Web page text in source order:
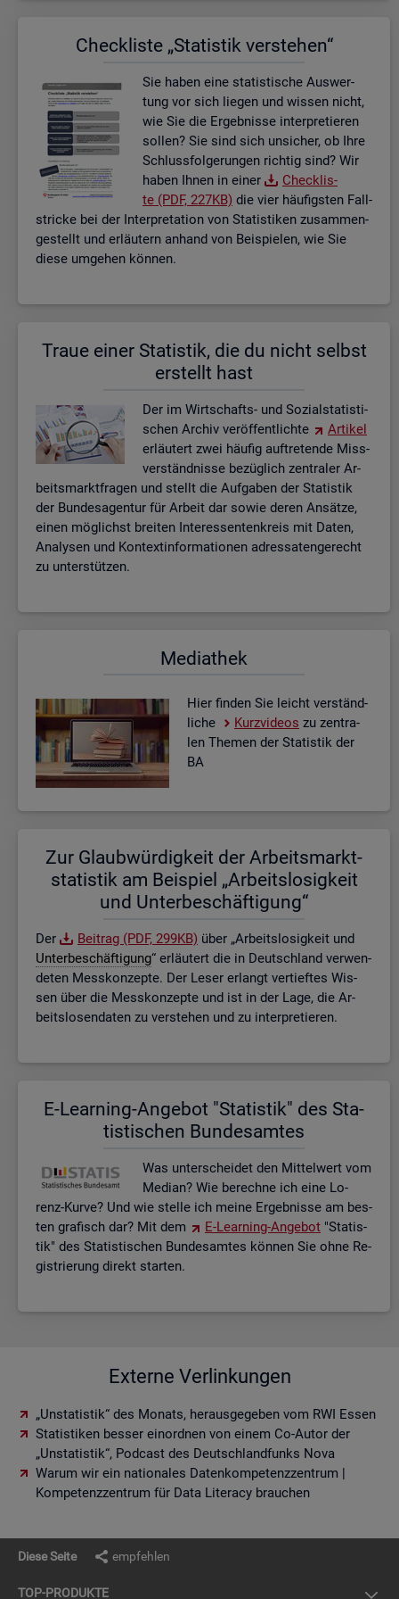
Check­lis­te „Sta­tis­tik ver­ste­hen“
Sie haben eine sta­tis­ti­sche Aus­wer­
tung vor sich lie­gen und wis­sen nicht,
wie Sie die Er­geb­nis­se in­ter­pre­tie­ren
sol­len? Sie sind sich un­si­cher, ob Ihre
Schluss­fol­ge­run­gen rich­tig sind? Wir
haben Ihnen in einer
Check­lis­
te (PDF, 227KB) die vier häu­figs­ten Fall­
stri­cke bei der In­ter­pre­ta­ti­on von Sta­tis­ti­ken zu­sam­men­
ge­stellt und er­läu­tern an­hand von Bei­spie­len, wie Sie
diese um­ge­hen kön­nen.
Traue einer Sta­tis­tik, die du nicht selbst
er­stellt hast
Der im Wirt­schafts- und So­zi­al­sta­tis­ti­
schen Ar­chiv ver­öf­fent­lich­te
Ar­ti­kel
er­läu­tert zwei häu­fig auf­tre­ten­de Miss­
ver­ständ­nis­se be­züg­lich zen­tra­ler Ar­
beits­markt­fra­gen und stellt die Auf­ga­ben der Sta­tis­tik
der Bun­des­agen­tur für Ar­beit dar sowie deren An­sät­ze,
einen mög­lichst brei­ten In­ter­es­sen­ten­kreis mit Daten,
Ana­ly­sen und Kon­text­in­for­ma­tio­nen adres­sa­ten­ge­recht
zu un­ter­stüt­zen.
Me­dia­thek
Hier fin­den Sie leicht ver­ständ­
li­che
Kurz­vi­de­os zu zen­tra­
len The­men der Sta­tis­tik der
BA
Zur Glaub­wür­dig­keit der Ar­beits­markt­
sta­tis­tik am Bei­spiel „Ar­beits­lo­sig­keit
und Un­ter­be­schäf­ti­gung“
Der Bei­trag (PDF, 299KB) über „Ar­beits­lo­sig­keit und
Un­ter­be­schäf­ti­gung“ er­läu­tert die in Deutsch­land ver­wen­
de­ten Mess­kon­zep­te. Der Leser er­langt ver­tief­tes Wis­
sen über die Mess­kon­zep­te und ist in der Lage, die Ar­
beits­lo­sen­da­ten zu ver­ste­hen und zu in­ter­pre­tie­ren.
E-Lear­ning-An­ge­bot "Sta­tis­tik" des Sta­
tis­ti­schen Bun­des­am­tes
Was un­ter­schei­det den Mit­tel­wert vom
Me­di­an? Wie be­rech­ne ich eine Lo­
renz-Kurve? Und wie stel­le ich meine Er­geb­nis­se am bes­
ten gra­fisch dar? Mit dem
E-Lear­ning-An­ge­bot "Sta­tis­
tik" des Sta­tis­ti­schen Bun­des­am­tes kön­nen Sie ohne Re­
gis­trie­rung di­rekt star­ten.
Externe Verlinkungen
„Unstatistik“ des Monats, herausgegeben vom RWI Essen
Statistiken besser einordnen von einem Co-Autor der
„Unstatistik“, Podcast des Deutschlandfunks Nova
Warum wir ein nationales Datenkompetenzzentrum |
Kompetenzzentrum für Data Literacy brauchen
Diese Seite empfehlen
TOP-PRO­DUK­TE